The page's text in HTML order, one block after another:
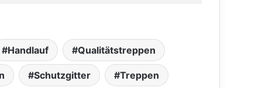
Handlauf Qualitätstreppen
Schutzgitter Treppen